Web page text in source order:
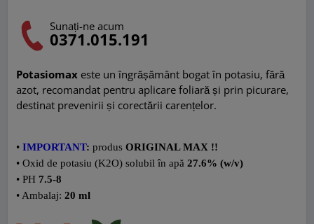
Sunați-ne acum
0371.015.191
Potasiomax este un îngrășământ bogat în potasiu, fără
azot, recomandat pentru aplicare foliară și prin picurare,
destinat prevenirii și corectării carențelor.
• IMPORTANT: produsORIGINAL MAX !!
• Oxid de potasiu (K2O) solubil în apă 27.6% (w/v)
• PH 7.5-8
• Ambalaj: 20 ml